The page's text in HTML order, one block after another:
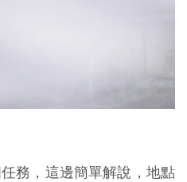
務，這邊簡單解說，地點